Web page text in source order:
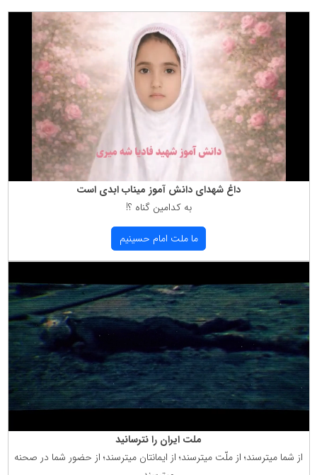
داغ شهدای دانش آموز میناب ابدی است
به كدامین گناه ؟!
ما ملت امام حسینیم
ملت ایران را نترسانید
از شما میترسند؛ از ملّت میترسند؛ از ایمانتان میترسند؛ از حضور شما در صحنه